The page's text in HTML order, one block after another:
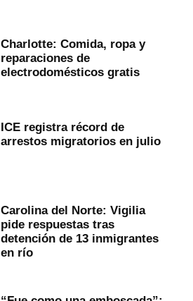
Charlotte: Comida, ropa y
reparaciones de
electrodomésticos gratis
ICE registra récord de
arrestos migratorios en julio
Carolina del Norte: Vigilia
pide respuestas tras
detención de 13 inmigrantes
en río